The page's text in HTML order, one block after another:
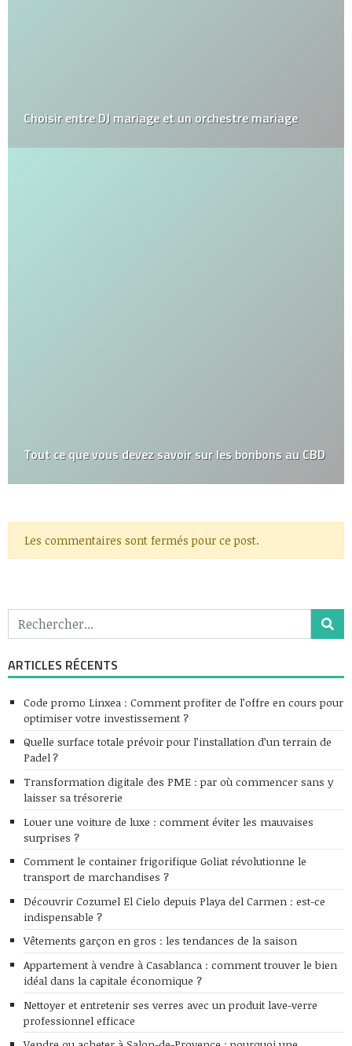
Choisir entre DJ mariage et un orchestre mariage
Tout ce que vous devez savoir sur les bonbons au CBD
Les commentaires sont fermés pour ce post.
ARTICLES RÉCENTS
Code promo Linxea : Comment profiter de l’offre en cours pour
optimiser votre investissement ?
Quelle surface totale prévoir pour l’installation d’un terrain de
Padel ?
Transformation digitale des PME : par où commencer sans y
laisser sa trésorerie
Louer une voiture de luxe : comment éviter les mauvaises
surprises ?
Comment le container frigorifique Goliat révolutionne le
transport de marchandises ?
Découvrir Cozumel El Cielo depuis Playa del Carmen : est-ce
indispensable ?
Vêtements garçon en gros : les tendances de la saison
Appartement à vendre à Casablanca : comment trouver le bien
idéal dans la capitale économique ?
Nettoyer et entretenir ses verres avec un produit lave-verre
professionnel efficace